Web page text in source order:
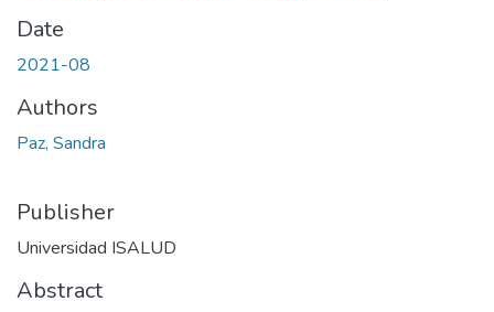
Date
2021-08
Authors
Paz, Sandra
Publisher
Universidad ISALUD
Abstract